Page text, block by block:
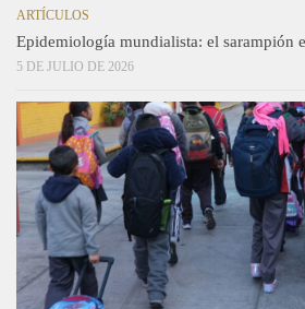
ARTÍCULOS
Epidemiología mundialista: el sarampión
5 DE JULIO DE 2026